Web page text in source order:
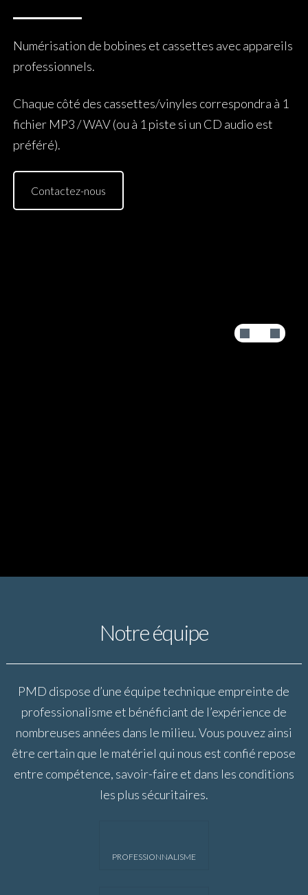
Numérisation de bobines et cassettes avec appareils
professionnels.
Chaque côté des cassettes/vinyles correspondra à 1
fichier MP3 / WAV (ou à 1 piste si un CD audio est
préféré).
Contactez-nous
Notre équipe
PMD dispose d’une équipe technique empreinte de
professionalisme et bénéficiant de l’expérience de
nombreuses années dans le milieu. Vous pouvez ainsi
être certain que le matériel qui nous est confié repose
entre compétence, savoir-faire et dans les conditions
les plus sécuritaires.
PROFESSIONNALISME